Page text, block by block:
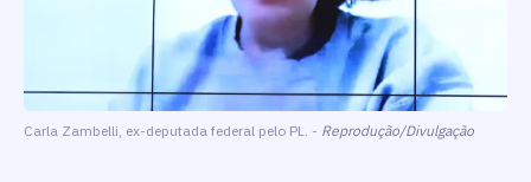
Carla Zambelli, ex-deputada federal pelo PL. - Reprodução/Divulgação